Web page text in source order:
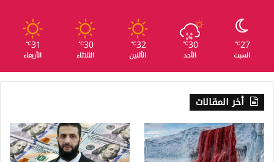
27
℃
السبت
30
℃
الأحد
32
℃
الأثنين
30
℃
الثلاثاء
31
℃
الأربعاء
أخر المقالات